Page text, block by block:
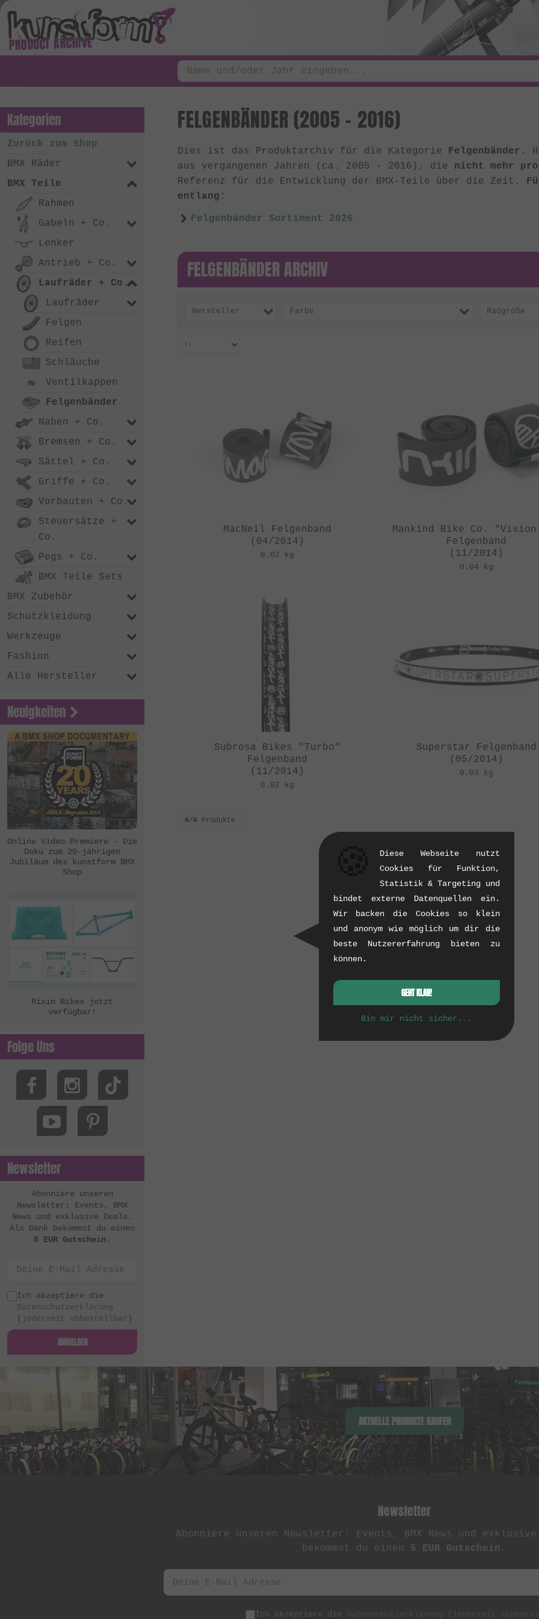
PRODUCT ARCHIVE
FELGENBÄNDER (2005 - 2016)
Dies ist das Produktarchiv für die Kategorie Felgenbänder .
aus vergangenen Jahren (ca. 2005 - 2016), die nicht mehr
Referenz für die Entwicklung der BMX-Teile über die Zeit.
entlang:
Felgenbänder Sortiment 2026
FELGENBÄNDER ARCHIV
Hersteller Farbe Radgröße
MacNeil Felgenband
(04/2014)
0.02 kg
Mankind Bike Co. "Vision
Felgenband
(11/2014)
0.04 kg
Subrosa Bikes "Turbo"
Felgenband
(11/2014)
0.02 kg
Superstar Felgenband
(05/2014)
0.03 kg
6/6 Produkte
Kategorien
Zurück zum Shop
BMX Räder
BMX Teile
Rahmen
Gabeln + Co.
Lenker
Antrieb + Co.
Laufräder + Co.
Laufräder
Felgen
Reifen
Schläuche
Ventilkappen
Felgenbänder
Naben + Co.
Bremsen + Co.
Sättel + Co.
Griffe + Co.
Vorbauten + Co.
Steuersätze +
Co.
Pegs + Co.
BMX Teile Sets
BMX Zubehör
Schutzkleidung
Werkzeuge
Fashion
Alle Hersteller
Neuigkeiten
Online Video Premiere - Die
Doku zum 20-jährigen
Jubiläum des kunstform BMX
Shop
Rixin Bikes jetzt
verfügbar!
Folge Uns
Newsletter
Abonniere unseren
Newsletter: Events, BMX
News und exklusive Deals.
Als Dank bekommst du einen
5 EUR Gutschein.
Ich akzeptiere die
Datenschutzerklärung
( jederzeit abbestellbar )
ANMELDEN
AKTUELLE PRODUKTE KAUFEN
Newsletter
Abonniere unseren Newsletter: Events, BMX News und
bekommst du einen 5 EUR Gutschein .
Ich akzeptiere die Datenschutzerklärung ( jederzeit
Diese Webseite nutzt
Cookies für Funktion,
Statistik & Targeting und
bindet externe Datenquellen ein.
Wir backen die Cookies so klein
und anonym wie möglich um dir die
beste Nutzererfahrung bieten zu
können.
GEHT KLAR!
Bin mir nicht sicher...